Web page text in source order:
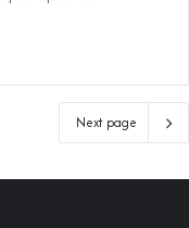
Next page